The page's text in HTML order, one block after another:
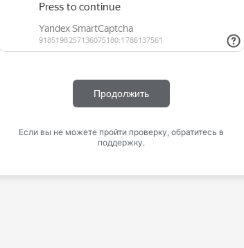
Продолжить
Если вы не можете пройти проверку, обратитесь в
поддержку.